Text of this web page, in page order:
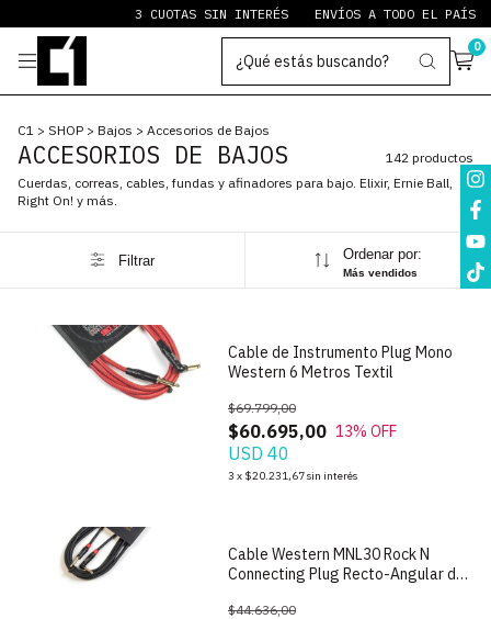
3 CUOTAS SIN INTERÉS ENVÍOS A TODO EL PAÍS PAYPAL
0
C1 > SHOP > Bajos > Accesorios de Bajos
ACCESORIOS DE BAJOS
142 productos
Cuerdas, correas, cables, fundas y afinadores para bajo. Elixir, Ernie Ball,
Right On! y más.
Filtrar Ordenar por:
Más vendidos
Cable de Instrumento Plug Mono
Western 6 Metros Textil
$60.695,00
$69.799,00
13% OFF
USD 40
3 x $20.231,67sin interés
Cable Western MNL30 Rock N
Connecting Plug Recto-Angular de
$44.636,00